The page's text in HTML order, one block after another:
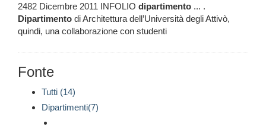
2482 Dicembre 2011 INFOLIO dipartimento ... .
Dipartimento di Architettura dell’Università degli Attivò,
quindi, una collaborazione con studenti
Fonte
Tutti (14)
Dipartimenti(7)